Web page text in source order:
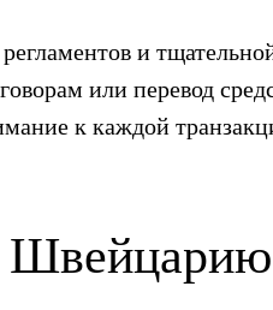
и
или перевод
к каждой
Швейцарию